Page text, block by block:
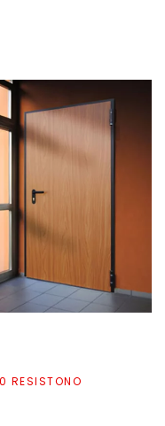
RESISTONO